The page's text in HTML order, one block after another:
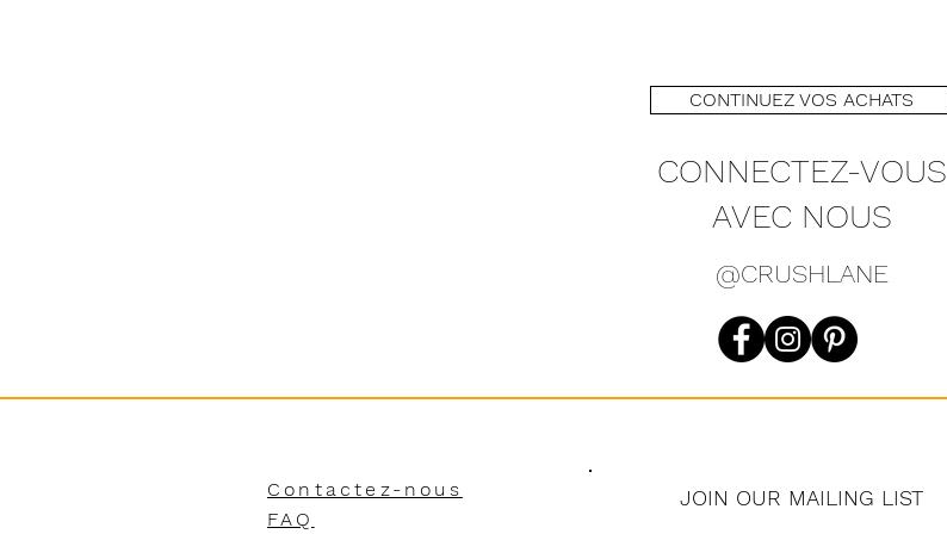
CONTINUEZ VOS ACHATS
CONNECTEZ-VOUS
AVEC NOUS
@CRUSHLANE
Contactez-nous
FAQ
JOIN OUR MAILING LIST